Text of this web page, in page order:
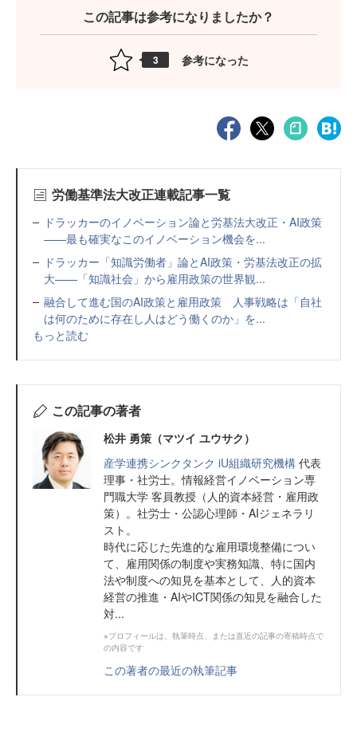
この記事は参考になりましたか？
3 参考になった
労働基準法大改正連載記事一覧
ドラッカーのイノベーション論と労基法大改正・AI政策
——最も確実なこのイノベーション機会を...
ドラッカー「知識労働者」論とAI政策・労基法改正の拡
大——「知識社会」から雇用政策の世界観...
融合して進む国のAI政策と雇用政策 人事戦略は「自社
は何のために存在し人はどう働くのか」を...
もっと読む
この記事の著者
松井 勇策（マツイ ユウサク）
産学連携シンクタンク iU組織研究機構 代表
理事・社労士。情報経営イノベーション専
門職大学 客員教授（人的資本経営・雇用政
策）。社労士・公認心理師・AIジェネラリ
スト。
時代に応じた先進的な雇用環境整備につい
て、雇用関係の制度や実務知識、特に国内
法や制度への知見を基本として、人的資本
経営の推進・AIやICT関係の知見を融合した
対...
※プロフィールは、執筆時点、または直近の記事の寄稿時点で
の内容です
この著者の最近の執筆記事